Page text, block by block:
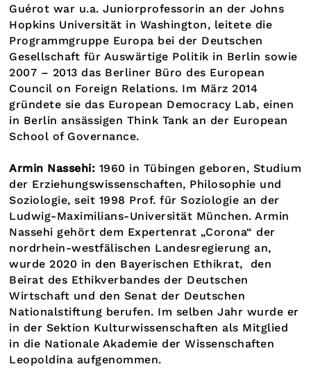
Guérot war u.a. Juniorprofessorin an der Johns
Hopkins Universität in Washington, leitete die
Programmgruppe Europa bei der Deutschen
Gesellschaft für Auswärtige Politik in Berlin sowie
2007 – 2013 das Berliner Büro des European
Council on Foreign Relations. Im März 2014
gründete sie das European Democracy Lab, einen
in Berlin ansässigen Think Tank an der European
School of Governance.
Armin Nassehi: 1960 in Tübingen geboren, Studium
der Erziehungswissenschaften, Philosophie und
Soziologie, seit 1998 Prof. für Soziologie an der
Ludwig-Maximilians-Universität München. Armin
Nassehi gehört dem Expertenrat „Corona“ der
nordrhein-westfälischen Landesregierung an,
wurde 2020 in den Bayerischen Ethikrat,
den
Beirat des Ethikverbandes der Deutschen
Wirtschaft und den Senat der Deutschen
Nationalstiftung berufen. Im selben Jahr wurde er
in der Sektion Kulturwissenschaften als Mitglied
in die Nationale Akademie der Wissenschaften
Leopoldina aufgenommen.